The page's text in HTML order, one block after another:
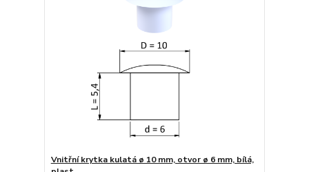
Vnitřní krytka kulatá ø 10 mm, otvor ø 6 mm, bílá,